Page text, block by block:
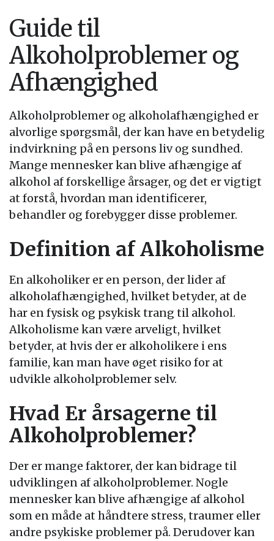
Guide til
Alkoholproblemer og
Afhængighed
Alkoholproblemer og alkoholafhængighed er
alvorlige spørgsmål, der kan have en betydelig
indvirkning på en persons liv og sundhed.
Mange mennesker kan blive afhængige af
alkohol af forskellige årsager, og det er vigtigt
at forstå, hvordan man identificerer,
behandler og forebygger disse problemer.
Definition af Alkoholisme
En alkoholiker er en person, der lider af
alkoholafhængighed, hvilket betyder, at de
har en fysisk og psykisk trang til alkohol.
Alkoholisme kan være arveligt, hvilket
betyder, at hvis der er alkoholikere i ens
familie, kan man have øget risiko for at
udvikle alkoholproblemer selv.
Hvad Er årsagerne til
Alkoholproblemer?
Der er mange faktorer, der kan bidrage til
udviklingen af alkoholproblemer. Nogle
mennesker kan blive afhængige af alkohol
som en måde at håndtere stress, traumer eller
andre psykiske problemer på. Derudover kan